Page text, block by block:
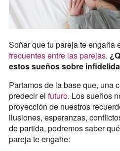
Soñar que tu pareja te engaña
frecuentes entre las parejas.
estos sueños sobre
Partamos de la base que, una
predecir el futuro. Los sueños
proyección de nuestros
ilusiones, esperanzas,
de partida, podremos saber
pareja te engañe: